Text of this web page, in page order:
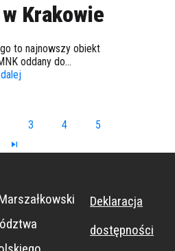
Krakowie
to najnowszy obiekt
oddany do...
3 4 5
Deklaracja
dostępności